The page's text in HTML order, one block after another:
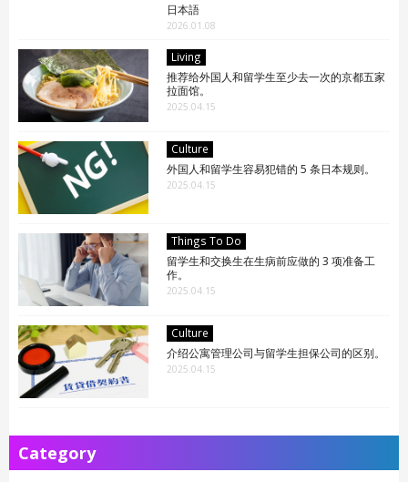
日本語
2026.01.08
Living
推荐给外国人和留学生至少去一次的京都五家
拉面馆。
2025.04.15
Culture
外国人和留学生容易犯错的 5 条日本规则。
2025.04.15
Things To Do
留学生和交换生在生病前应做的 3 项准备工
作。
2025.04.15
Culture
介绍公寓管理公司与留学生担保公司的区别。
2025.04.15
Category